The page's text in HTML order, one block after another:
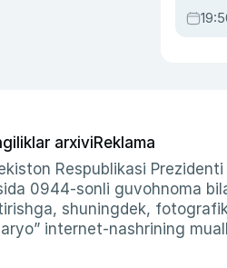
arxiviReklama
Respublikasi
0944-sonli guvohnoma
shuningdek,
internet-nashrining